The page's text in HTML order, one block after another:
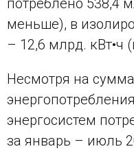
меньше), в
– 12,6 млрд. кВт•ч
Несмотря на
энергосистем
за январь – июль